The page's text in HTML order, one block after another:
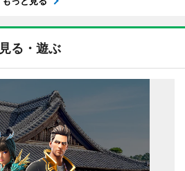
見る・遊ぶ